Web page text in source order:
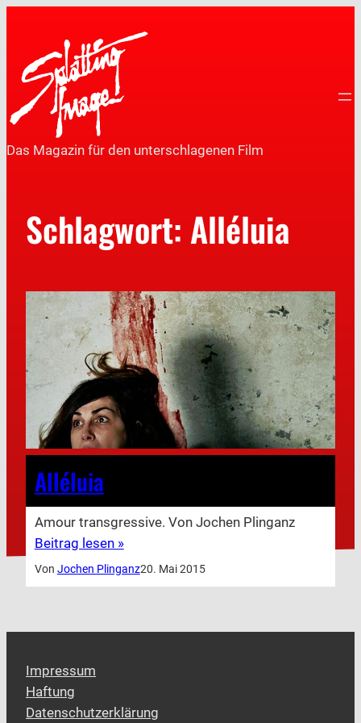
Das Magazin für den unterschlagenen Film
Schlagwort: Alléluia
Alléluia
Amour transgressive. Von Jochen Plinganz
Beitrag lesen »
Von Jochen Plinganz20. Mai 2015
Impressum
Haftung
Datenschutzerklärung